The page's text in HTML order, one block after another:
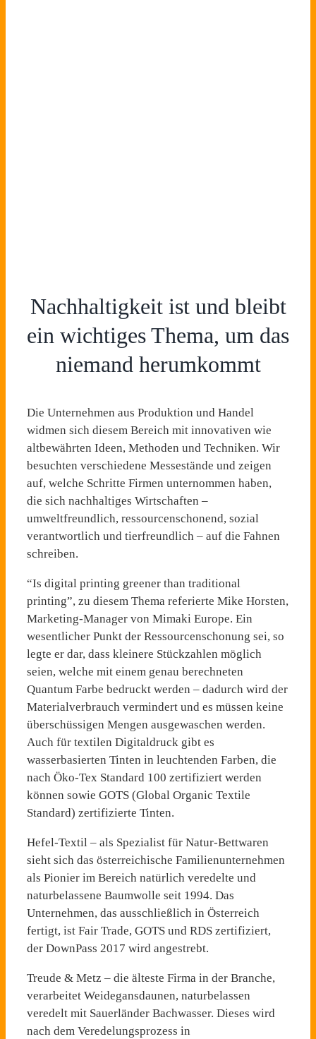
Nachhaltigkeit ist und bleibt
ein wichtiges Thema, um das
niemand herumkommt
Die Unternehmen aus Produktion und Handel
widmen sich diesem Bereich mit innovativen wie
altbewährten Ideen, Methoden und Techniken. Wir
besuchten verschiedene Messestände und zeigen
auf, welche Schritte Firmen unternommen haben,
die sich nachhaltiges Wirtschaften –
umweltfreundlich, ressourcenschonend, sozial
verantwortlich und tierfreundlich – auf die Fahnen
schreiben.
“Is digital printing greener than traditional
printing”, zu diesem Thema referierte Mike Horsten,
Marketing-Manager von Mimaki Europe. Ein
wesentlicher Punkt der Ressourcenschonung sei, so
legte er dar, dass kleinere Stückzahlen möglich
seien, welche mit einem genau berechneten
Quantum Farbe bedruckt werden – dadurch wird der
Materialverbrauch vermindert und es müssen keine
überschüssigen Mengen ausgewaschen werden.
Auch für textilen Digitaldruck gibt es
wasserbasierten Tinten in leuchtenden Farben, die
nach Öko-Tex Standard 100 zertifiziert werden
können sowie GOTS (Global Organic Textile
Standard) zertifizierte Tinten.
Hefel-Textil – als Spezialist für Natur-Bettwaren
sieht sich das österreichische Familienunternehmen
als Pionier im Bereich natürlich veredelte und
naturbelassene Baumwolle seit 1994. Das
Unternehmen, das ausschließlich in Österreich
fertigt, ist Fair Trade, GOTS und RDS zertifiziert,
der DownPass 2017 wird angestrebt.
Treude & Metz – die älteste Firma in der Branche,
verarbeitet Weidegansdaunen, naturbelassen
veredelt mit Sauerländer Bachwasser. Dieses wird
nach dem Veredelungsprozess in